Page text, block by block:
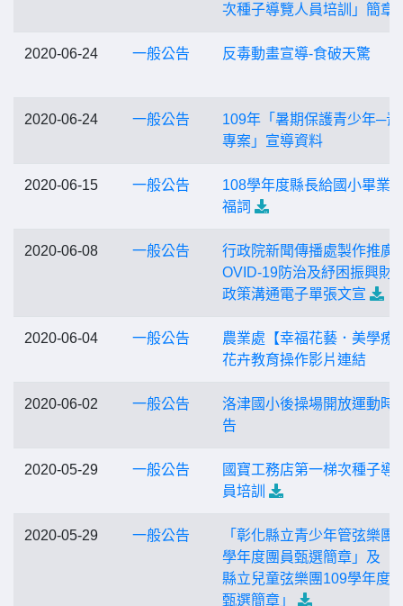
次種子導覽人員培訓」簡章
2020-06-24 一般公告 反毒動畫宣導-食破天驚
2020-06-24 一般公告
109年「暑期保護青少年─青
專案」宣導資料
2020-06-15 一般公告
108學年度縣長給國小畢業
福詞
2020-06-08 一般公告
行政院新聞傳播處製作推廣
OVID-19防治及紓困振興財
政策溝通電子單張文宣
2020-06-04 一般公告
農業處【幸福花藝．美學療
花卉教育操作影片連結
2020-06-02 一般公告
洛津國小後操場開放運動時
告
2020-05-29 一般公告
國寶工務店第一梯次種子導
員培訓
2020-05-29 一般公告
「彰化縣立青少年管弦樂團
學年度團員甄選簡章」及「
縣立兒童弦樂團109學年度
甄選簡章」